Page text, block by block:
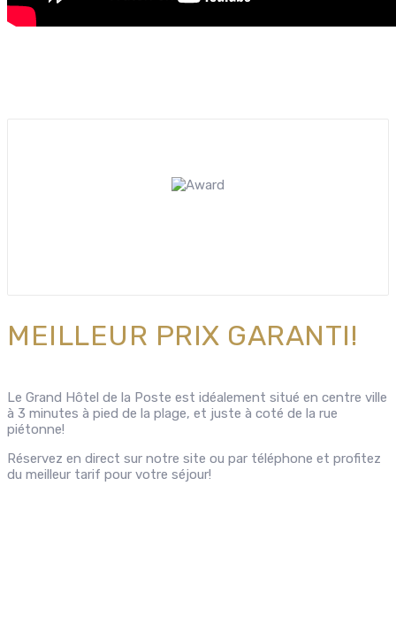
MEILLEUR PRIX GARANTI!
Le Grand Hôtel de la Poste est idéalement situé en centre ville
à 3 minutes à pied de la plage, et juste à coté de la rue
piétonne!
Réservez en direct sur notre site ou par téléphone et profitez
du meilleur tarif pour votre séjour!